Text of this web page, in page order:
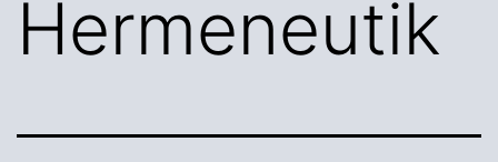
Hermeneutik